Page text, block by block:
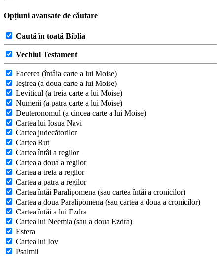
Opțiuni avansate de căutare
Caută în toată Biblia
Vechiul Testament
Facerea (întâia carte a lui Moise)
Ieşirea (a doua carte a lui Moise)
Leviticul (a treia carte a lui Moise)
Numerii (a patra carte a lui Moise)
Deuteronomul (a cincea carte a lui Moise)
Cartea lui Iosua Navi
Cartea judecătorilor
Cartea Rut
Cartea întâi a regilor
Cartea a doua a regilor
Cartea a treia a regilor
Cartea a patra a regilor
Cartea întâi Paralipomena (sau cartea întâi a cronicilor)
Cartea a doua Paralipomena (sau cartea a doua a cronicilor)
Cartea întâi a lui Ezdra
Cartea lui Neemia (sau a doua Ezdra)
Estera
Cartea lui Iov
Psalmii